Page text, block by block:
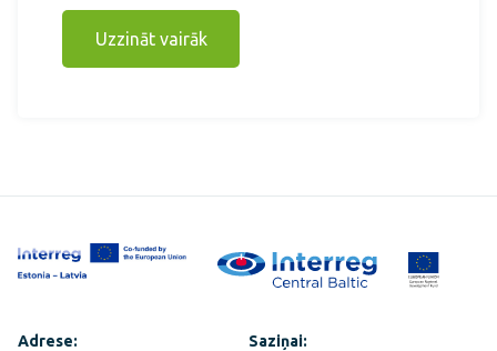
Uzzināt vairāk
Adrese: Saziņai: